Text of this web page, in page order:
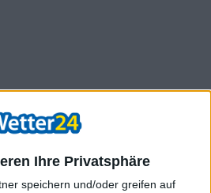
Ihre Privatsphäre
speichern und/oder greifen auf